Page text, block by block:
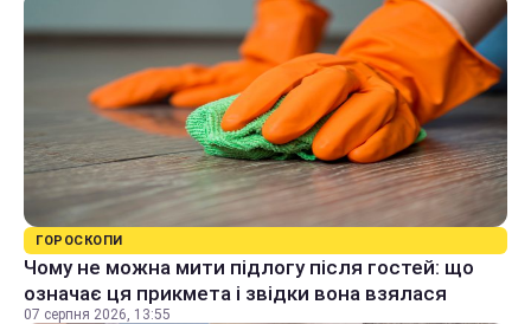
ГОРОСКОПИ
Чому не можна мити підлогу після гостей: що
означає ця прикмета і звідки вона взялася
07 серпня 2026, 13:55